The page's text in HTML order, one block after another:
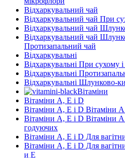
Відхаркувальний чай
Відхаркувальний чай При
Відхаркувальний чай
Відхаркувальний чай
Протизапальний чай
Відхаркувальні
Відхаркувальні При сухому
Відхаркувальні
Відхаркувальні Шлунково-
Вітаміни
Вітаміни А, Е і D
Вітаміни А, Е і D Вітаміни
Вітаміни А, Е і D Вітаміни
годуючих
Вітаміни А, Е і D Для
Вітаміни А, Е і D Для
и E